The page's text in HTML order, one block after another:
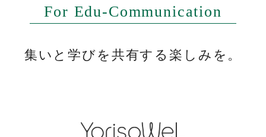
For Edu-Communication
集いと学びを共有する楽しみを。